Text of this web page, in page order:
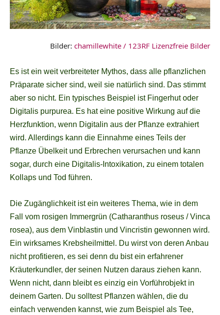
Bilder: chamillewhite / 123RF Lizenzfreie Bilder
Es ist ein weit verbreiteter Mythos, dass alle pflanzlichen
Präparate sicher sind, weil sie natürlich sind. Das stimmt
aber so nicht. Ein typisches Beispiel ist Fingerhut oder
Digitalis purpurea. Es hat eine positive Wirkung auf die
Herzfunktion, wenn Digitalin aus der Pflanze extrahiert
wird. Allerdings kann die Einnahme eines Teils der
Pflanze Übelkeit und Erbrechen verursachen und kann
sogar, durch eine Digitalis-Intoxikation, zu einem totalen
Kollaps und Tod führen.
Die Zugänglichkeit ist ein weiteres Thema, wie in dem
Fall vom rosigen Immergrün (Catharanthus roseus / Vinca
rosea), aus dem Vinblastin und Vincristin gewonnen wird.
Ein wirksames Krebsheilmittel. Du wirst von deren Anbau
nicht profitieren, es sei denn du bist ein erfahrener
Kräuterkundler, der seinen Nutzen daraus ziehen kann.
Wenn nicht, dann bleibt es einzig ein Vorführobjekt in
deinem Garten. Du solltest Pflanzen wählen, die du
einfach verwenden kannst, wie zum Beispiel als Tee,